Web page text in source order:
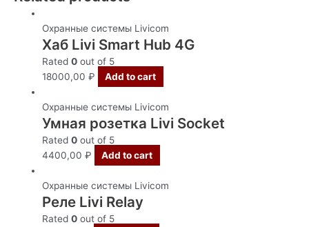
Охранные системы Livicom
Хаб Livi Smart Hub 4G
Rated0 out of 5
18000,00₽ Add to cart
Охранные системы Livicom
Умная розетка Livi Socket
Rated0 out of 5
4400,00₽ Add to cart
Охранные системы Livicom
Реле Livi Relay
Rated0 out of 5